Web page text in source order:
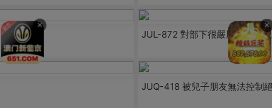
JUL-872 對部下很嚴厲的豐滿
JUQ-418 被兒子朋友無法控制
× ×